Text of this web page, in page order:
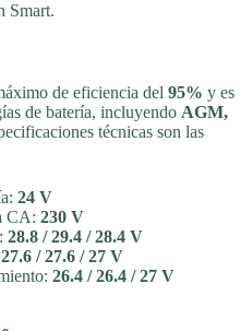
Smart.
de eficiencia del 95% y es
de batería, incluyendo AGM,
técnicas son las
24 V
CA: 230 V
28.8 / 29.4 / 28.4 V
27.6 / 27.6 / 27 V
26.4 / 26.4 / 27 V